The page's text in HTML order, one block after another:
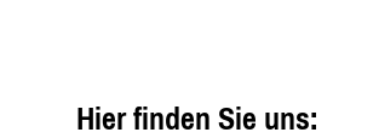
Hier finden Sie uns: